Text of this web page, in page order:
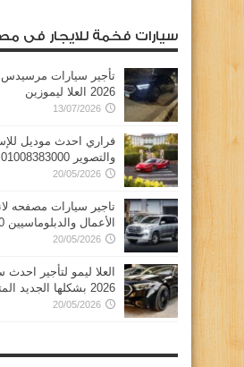
سيارات فخمة للايجار فى
2026 العلا ليموزين
13/07/2026
فراري احدث موديل
والتصوير 01008383000
20/05/2026
تاجير سيارات مصفحه
الأعمال والدبلوماسيين 01008383000
20/05/2026
العلا ليمو لتأجير
2026 بشكلها الجديد المتطور ……
20/05/2026